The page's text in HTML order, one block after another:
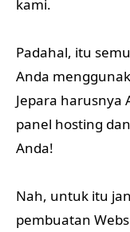
kami.
Padahal, itu
Anda
Jepara harusnya
panel hosting
Anda!
Nah, untuk itu
pembuatan